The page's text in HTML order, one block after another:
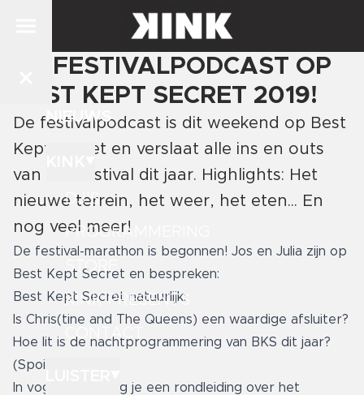
NIEUWS
DJ'S
PROGRAMMERING
STORE
KINK PRESENTS
CONTACT
DE FESTIVALPODCAST OP
BEST KEPT SECRET 2019!
De festivalpodcast is dit weekend op Best
Kept Secret en verslaat alle ins en outs
van het festival dit jaar. Highlights: Het
nieuwe terrein, het weer, het eten... En
nog veel meer!
De festival-marathon is begonnen! Jos en Julia zijn op
Best Kept Secret en bespreken:
Best Kept Secret natuurlijk:
Is Chris(tine and The Queens) een waardige afsluiter?
Hoe lit is de nachtprogrammering van BKS dit jaar?
(Spoiler: Lit!!)
In vogelvlucht krijg je een rondleiding over het